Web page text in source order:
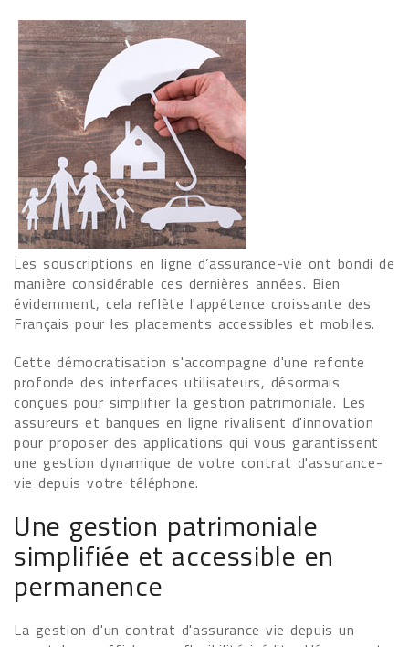
Les souscriptions en ligne d’assurance-vie ont bondi de
manière considérable ces dernières années. Bien
évidemment, cela reflète l'appétence croissante des
Français pour les placements accessibles et mobiles.
Cette démocratisation s'accompagne d'une refonte
profonde des interfaces utilisateurs, désormais
conçues pour simplifier la gestion patrimoniale. Les
assureurs et banques en ligne rivalisent d'innovation
pour proposer des applications qui vous garantissent
une gestion dynamique de votre contrat d'assurance-
vie depuis votre téléphone.
Une gestion patrimoniale
simplifiée et accessible en
permanence
La gestion d'un contrat d'assurance vie depuis un